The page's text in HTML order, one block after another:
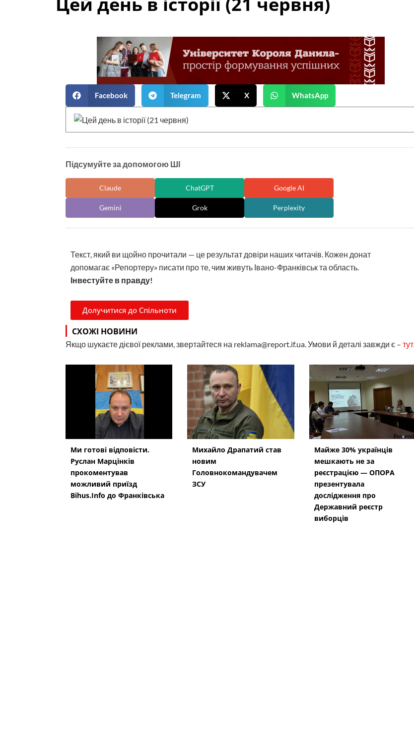
Facebook Telegram X WhatsApp
Підсумуйте за допомогою ШІ
Claude ChatGPT Google AI
Gemini Grok Perplexity
Текст, який ви щойно прочитали — це результат довіри наших читачів. Кожен донат
допомагає «Репортеру» писати про те, чим живуть Івано-Франківськ та область.
Інвестуйте в правду!
Долучитися до Спільноти
СХОЖІ НОВИНИ
Якщо шукаєте дієвої реклами, звертайтеся на reklama@report.if.ua. Умови й деталі завжди є – тут
Ми готові відповісти.
Руслан Марцінків
прокоментував
можливий приїзд
Bihus.Info до Франківська
Михайло Драпатий став
новим
Головнокомандувачем
ЗСУ
Майже 30% українців
мешкають не за
реєстрацією — ОПОРА
презентувала
дослідження про
Державний реєстр
виборців